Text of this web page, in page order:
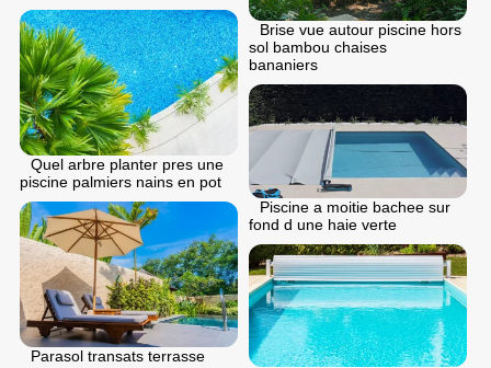
Brise vue autour piscine hors
sol bambou chaises
bananiers
Quel arbre planter pres une
piscine palmiers nains en pot
Piscine a moitie bachee sur
fond d une haie verte
Parasol transats terrasse